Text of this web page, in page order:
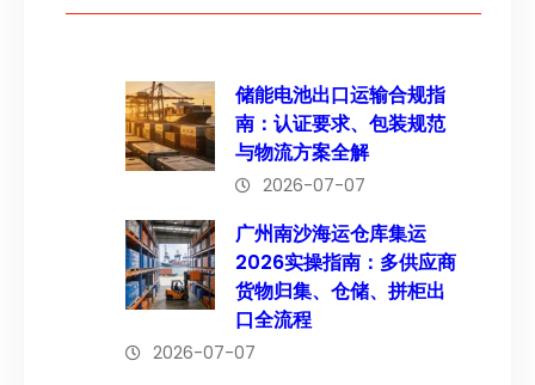
储能电池出口运输合规指
南：认证要求、包装规范
与物流方案全解
2026-07-07
广州南沙海运仓库集运
2026实操指南：多供应商
货物归集、仓储、拼柜出
口全流程
2026-07-07